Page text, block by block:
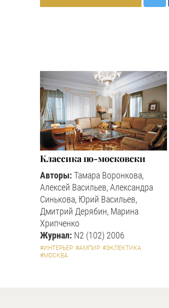
Классика по-московски
Авторы: Тамара Воронкова,
Алексей Васильев, Александра
Синькова, Юрий Васильев,
Дмитрий Дерябин, Марина
Хрипченко
Журнал: N2 (102) 2006
#ИНТЕРЬЕР #АМПИР #ЭКЛЕКТИКА
#МОСКВА